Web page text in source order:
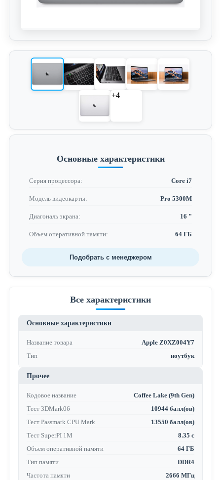
+4
Основные характеристики
Серия процессора: Core i7
Модель видеокарты: Pro 5300M
Диагональ экрана: 16 "
Объем оперативной памяти: 64 ГБ
Подобрать с менеджером
Все характеристики
Основные характеристики
Название товара
Apple Z0XZ004Y7
Тип
ноутбук
Прочее
Кодовое название
Coffee Lake (9th Gen)
Тест 3DMark06
10944 балл(ов)
Тест Passmark CPU Mark
13550 балл(ов)
Тест SuperPI 1M
8.35 с
Объем оперативной памяти
64 ГБ
Тип памяти
DDR4
Частота памяти
2666 МГц